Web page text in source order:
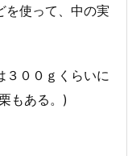
を使って、中の実
３００ｇくらいに
もある。)